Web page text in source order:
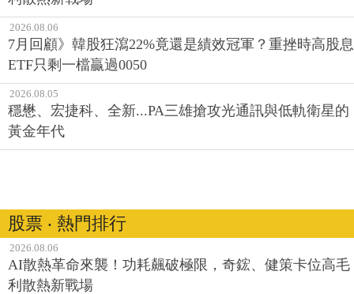
2026.08.06
7月回顧》韓股狂瀉22%竟還是績效冠軍？重挫時高股息
ETF只剩一檔贏過0050
2026.08.05
穩懋、宏捷科、全新...PA三雄搶攻光通訊與低軌衛星的
黃金年代
股票 ‧ 熱門排行
2026.08.06
AI散熱革命來襲！功耗飆破極限，奇鋐、健策卡位高毛
利散熱新戰場